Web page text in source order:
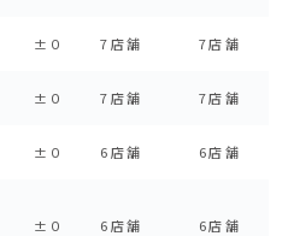
±０ 7店舗 7店舗
±０ 7店舗 7店舗
±０ 6店舗 6店舗
±０ 6店舗 6店舗